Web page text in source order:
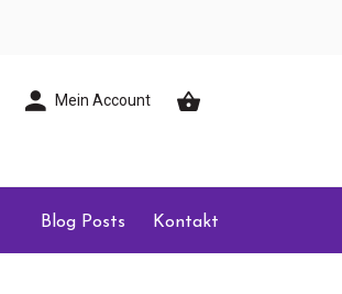
Mein Account
Blog Posts Kontakt